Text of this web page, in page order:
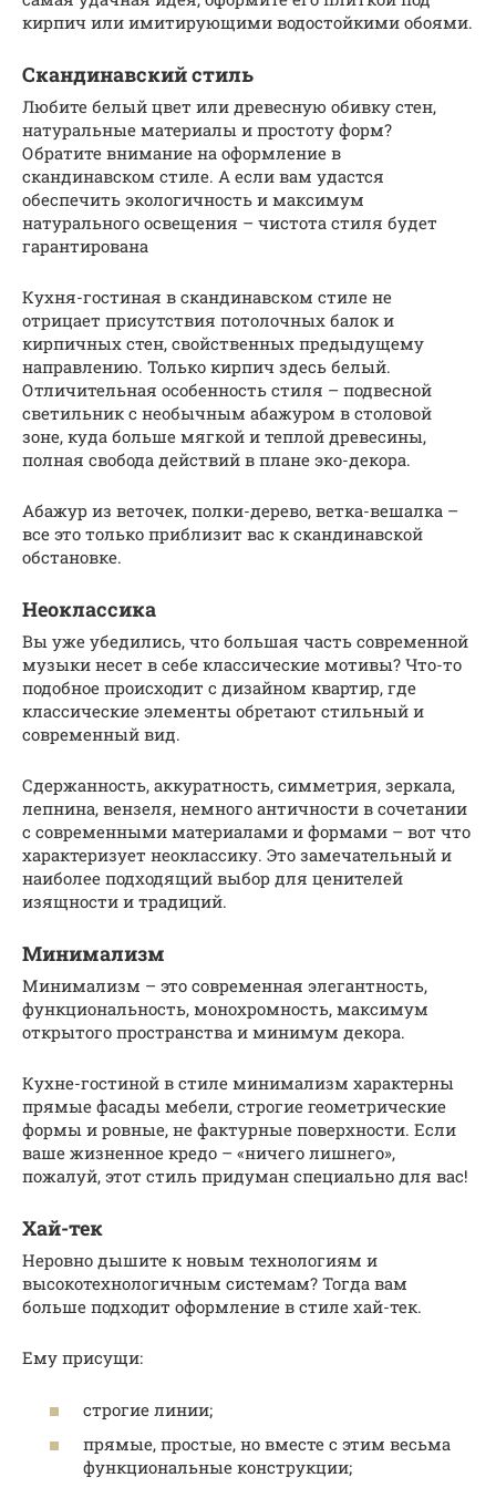
кирпич или имитирующими водостойкими обоями.
Скандинавский стиль
Любите белый цвет или древесную обивку стен,
натуральные материалы и простоту форм?
Обратите внимание на оформление в
скандинавском стиле. А если вам удастся
обеспечить экологичность и максимум
натурального освещения – чистота стиля будет
гарантирована
Кухня-гостиная в скандинавском стиле не
отрицает присутствия потолочных балок и
кирпичных стен, свойственных предыдущему
направлению. Только кирпич здесь белый.
Отличительная особенность стиля – подвесной
светильник с необычным абажуром в столовой
зоне, куда больше мягкой и теплой древесины,
полная свобода действий в плане эко-декора.
Абажур из веточек, полки-дерево, ветка-вешалка –
все это только приблизит вас к скандинавской
обстановке.
Неоклассика
Вы уже убедились, что большая часть современной
музыки несет в себе классические мотивы? Что-то
подобное происходит с дизайном квартир, где
классические элементы обретают стильный и
современный вид.
Сдержанность, аккуратность, симметрия, зеркала,
лепнина, вензеля, немного античности в сочетании
с современными материалами и формами – вот что
характеризует неоклассику. Это замечательный и
наиболее подходящий выбор для ценителей
изящности и традиций.
Минимализм
Минимализм – это современная элегантность,
функциональность, монохромность, максимум
открытого пространства и минимум декора.
Кухне-гостиной в стиле минимализм характерны
прямые фасады мебели, строгие геометрические
формы и ровные, не фактурные поверхности. Если
ваше жизненное кредо – «ничего лишнего»,
пожалуй, этот стиль придуман специально для вас!
Хай-тек
Неровно дышите к новым технологиям и
высокотехнологичным системам? Тогда вам
больше подходит оформление в стиле хай-тек.
Ему присущи:
строгие линии;
прямые, простые, но вместе с этим весьма
функциональные конструкции;